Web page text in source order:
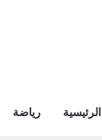
الرئيسية رياضة